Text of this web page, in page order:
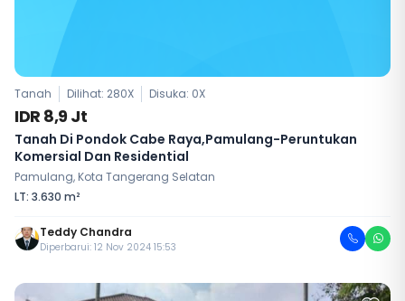
Tanah Dilihat: 280X Disuka: 0X
IDR 8,9 Jt
Tanah Di Pondok Cabe Raya,Pamulang-Peruntukan
Komersial Dan Residential
Pamulang, Kota Tangerang Selatan
LT: 3.630 m²
Teddy Chandra
Diperbarui: 12 Nov 2024 15:53